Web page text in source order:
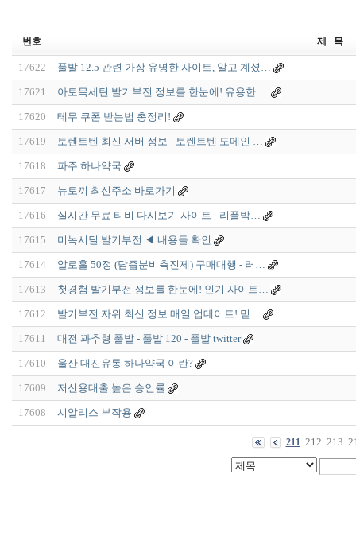
번호 제 목
17622 풀발 12.5 관련 가장 유명한 사이트, 알고 계셨…
17621 아토목세틴 발기부전 정보를 한눈에! 유용한 …
17620 테무 쿠폰 받는법 총정리!
17619 토렌트텐 최신 서버 정보 - 토렌트텐 도메인 …
17618 파주 하나약국
17617 뉴토끼 최신주소 바로가기
17616 실시간 무료 티비 다시보기 사이트 - 리플박…
17615 미녹시딜 발기부전 ◀ 내용들 확인
17614 알로홀 50정 (담즙분비촉진제) 구매대행 - 러…
17613 첫경험 발기부전 정보를 한눈에! 인기 사이트…
17612 발기부전 자위 최신 정보 매일 업데이트! 믿…
17611 대전 꽈추형 풀발 - 풀발 120 - 풀발 twitter
17610 울산 대진유통 하나약국 이란?
17609 저신용대출 높은 승인률
17608 시알리스 부작용
211 212 213